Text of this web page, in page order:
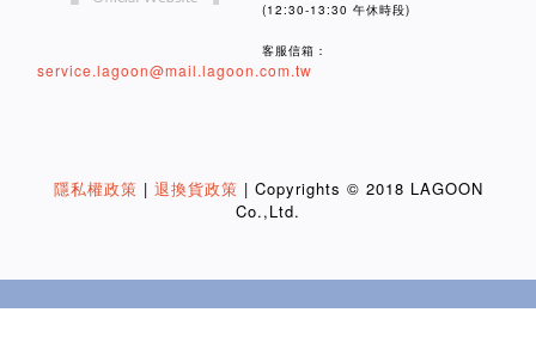
(12:30-13:30 午休時段)
客服信箱：
service.lagoon@mail.lagoon.com.tw
隱私權政策 | 退換貨政策 | Copyrights © 2018 LAGOON
Co.,Ltd.